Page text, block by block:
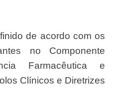
no Componente
Farmacêutica e
Clínicos e Diretrizes